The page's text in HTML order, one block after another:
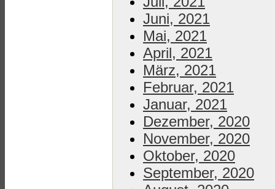
Juni, 2021
Mai, 2021
April, 2021
März, 2021
Februar, 2021
Januar, 2021
Dezember, 2020
November, 2020
Oktober, 2020
September, 2020